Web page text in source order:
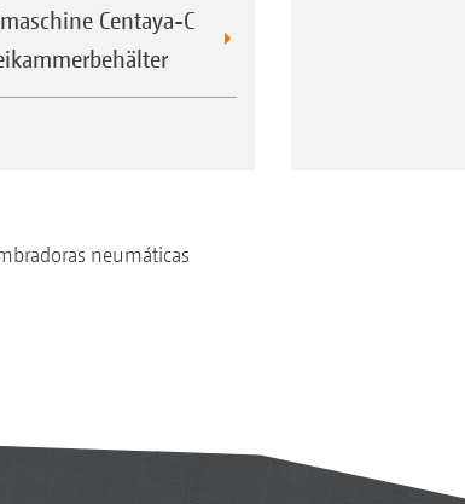
Centaya-C
neumáticas